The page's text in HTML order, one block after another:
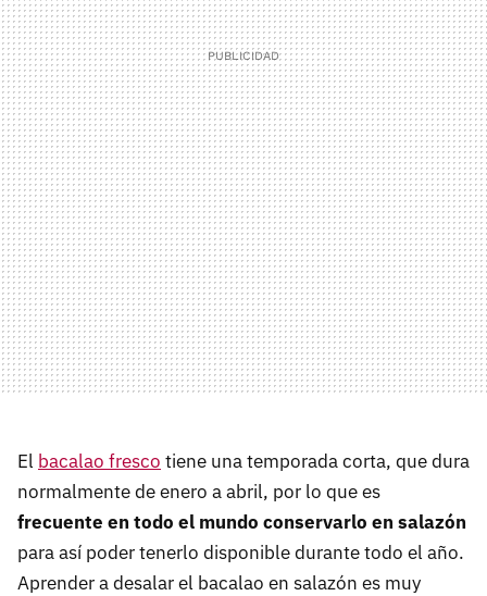
El bacalao fresco tiene una temporada corta, que dura
normalmente de enero a abril, por lo que es
frecuente en todo el mundo conservarlo en salazón
para así poder tenerlo disponible durante todo el año.
Aprender a desalar el bacalao en salazón es muy